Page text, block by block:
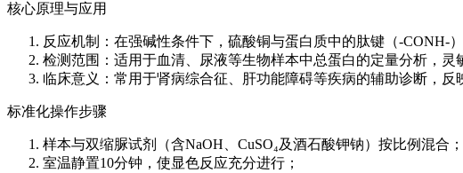
核心原理与应用
反应机制：在强碱性条件下，硫酸铜与蛋白质中的肽键（-CONH-
检测范围：适用于血清、尿液等生物样本中总蛋白的定量分析，灵
临床意义：常用于肾病综合征、肝功能障碍等疾病的辅助诊断，反
标准化操作步骤
样本与双缩脲试剂（含NaOH、CuSO₄及酒石酸钾钠）按比例混合；
室温静置10分钟，使显色反应充分进行；